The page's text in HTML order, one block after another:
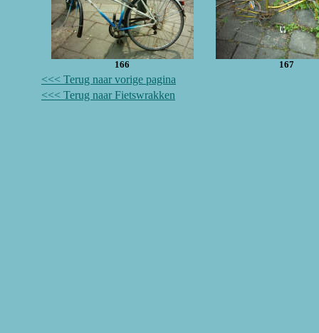
166 167
<<< Terug naar vorige pagina
<<< Terug naar Fietswrakken